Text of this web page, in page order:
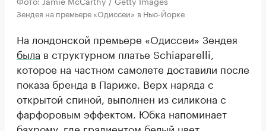
Зендея на премьере «Одиссеи» в Нью-Йорке
На лондонской премьере «Одиссеи» Зендея
была в структурном платье Schiaparelli,
которое на частном самолете доставили после
показа бренда в Париже. Верх наряда с
открытой спиной, выполнен из силикона с
фарфоровым эффектом. Юбка напоминает
бахрому, где градиентом белый цвет